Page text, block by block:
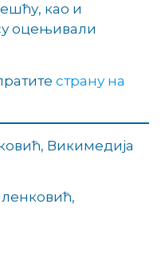
као и
оцењивали
страну на
Викимедија